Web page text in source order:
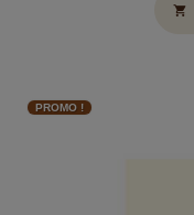
shopping_cart
PROMO !